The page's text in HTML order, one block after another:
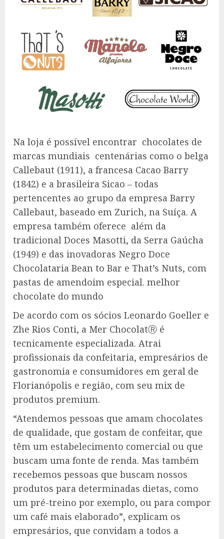
Na loja é possível encontrar chocolates de
marcas mundiais centenárias como o belga
Callebaut (1911), a francesa Cacao Barry
(1842) e a brasileira Sicao – todas
pertencentes ao grupo da empresa Barry
Callebaut, baseado em Zurich, na Suíça. A
empresa também oferece além da
tradicional Doces Masotti, da Serra Gaúcha
(1949) e das inovadoras Negro Doce
Chocolataria Bean to Bar e That’s Nuts, com
pastas de amendoim especial. melhor
chocolate do mundo
De acordo com os sócios Leonardo Goeller e
Zhe Rios Conti, a Mer ChocolatⓇ é
tecnicamente especializada. Atrai
profissionais da confeitaria, empresários de
gastronomia e consumidores em geral de
Florianópolis e região, com seu mix de
produtos premium.
“Atendemos pessoas que amam chocolates
de qualidade, que gostam de confeitar, que
têm um estabelecimento comercial ou que
buscam uma fonte de renda. Mas também
recebemos pessoas que buscam nossos
produtos para determinadas dietas, como
um pré-treino por exemplo, ou para compor
um café mais elaborado”, explicam os
empresários, que convidam a todos a